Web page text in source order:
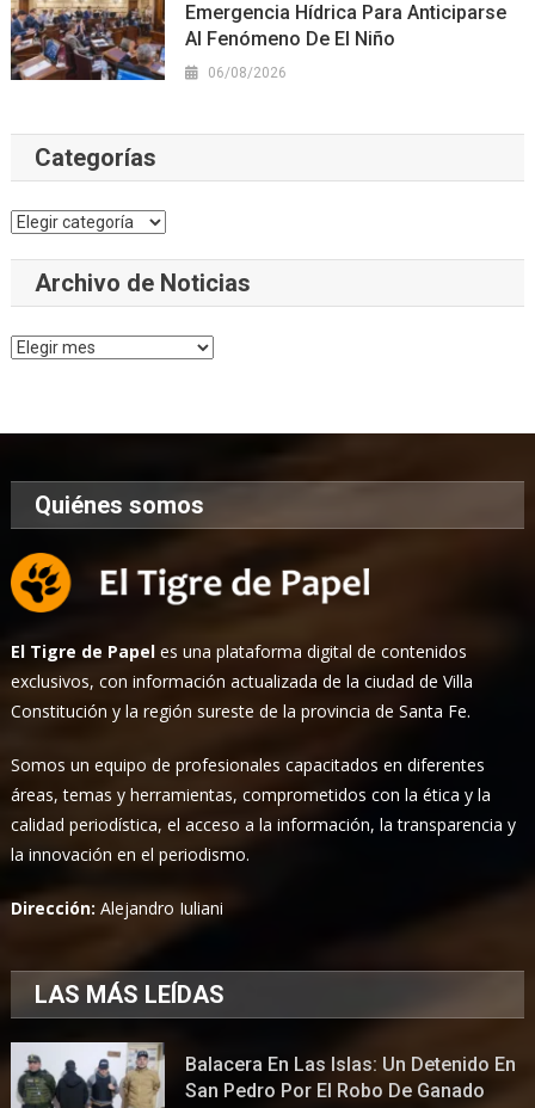
Emergencia Hídrica Para Anticiparse
Al Fenómeno De El Niño
06/08/2026
Categorías
Categorías
Archivo de Noticias
Archivo
Quiénes somos
El Tigre de Papel es una plataforma digital de contenidos
exclusivos, con información actualizada de la ciudad de Villa
Constitución y la región sureste de la provincia de Santa Fe.
Somos un equipo de profesionales capacitados en diferentes
áreas, temas y herramientas, comprometidos con la ética y la
calidad periodística, el acceso a la información, la transparencia y
la innovación en el periodismo.
Dirección:Alejandro Iuliani
LAS MÁS LEÍDAS
Balacera En Las Islas: Un Detenido En
San Pedro Por El Robo De Ganado